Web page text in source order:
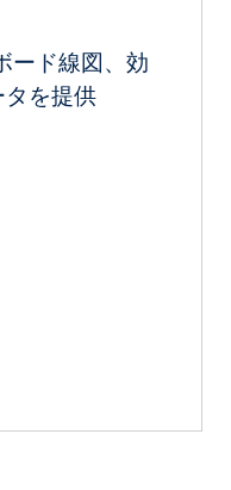
ード線図、効
を提供